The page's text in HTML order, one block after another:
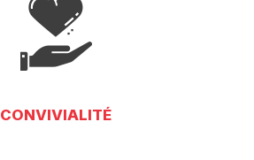
CONVIVIALITÉ